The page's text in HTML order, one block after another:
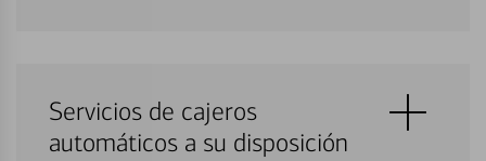
Servicios de cajeros
automáticos a su disposición